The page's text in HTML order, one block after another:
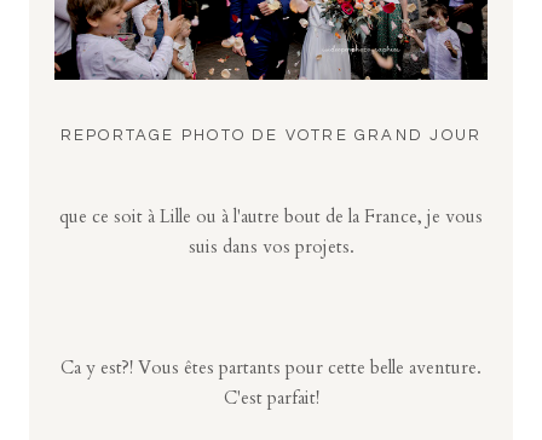
REPORTAGE PHOTO DE VOTRE GRAND JOUR
que ce soit à Lille ou à l'autre bout de la France, je vous
suis dans vos projets.
Ca y est?! Vous êtes partants pour cette belle aventure.
C'est parfait!